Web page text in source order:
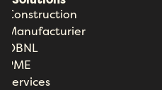
Construction
Manufacturier
OBNL
PME
Services